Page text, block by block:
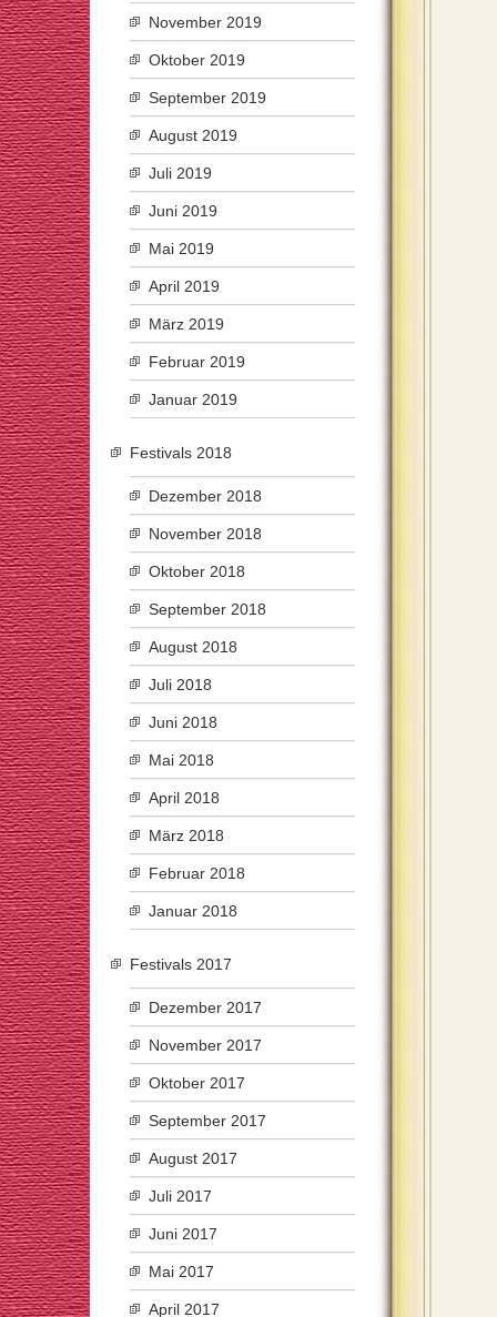
November 2019
Oktober 2019
September 2019
August 2019
Juli 2019
Juni 2019
Mai 2019
April 2019
März 2019
Februar 2019
Januar 2019
Festivals 2018
Dezember 2018
November 2018
Oktober 2018
September 2018
August 2018
Juli 2018
Juni 2018
Mai 2018
April 2018
März 2018
Februar 2018
Januar 2018
Festivals 2017
Dezember 2017
November 2017
Oktober 2017
September 2017
August 2017
Juli 2017
Juni 2017
Mai 2017
April 2017